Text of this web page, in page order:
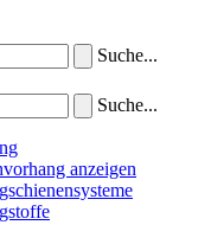
Suche...
Suche...
anzeigen